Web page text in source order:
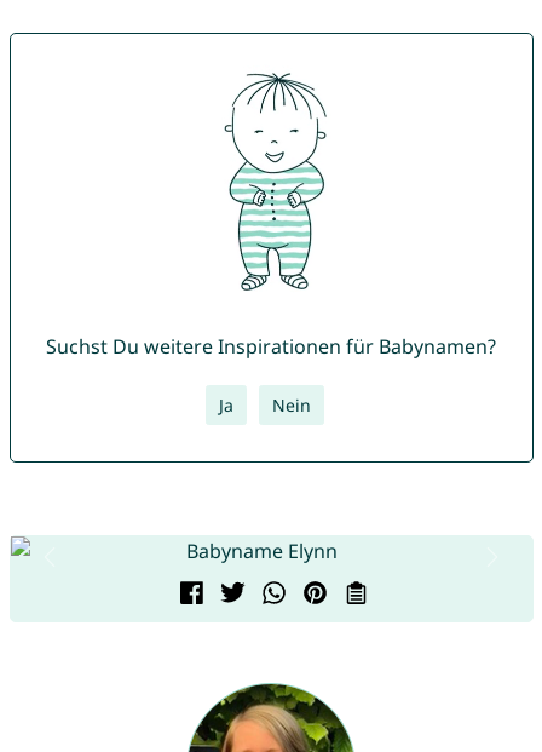
Suchst Du weitere Inspirationen für Babynamen?
Ja Nein